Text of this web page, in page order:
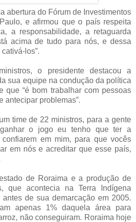
abertura do Fórum de Investimentos
e afirmou que o país respeita
a responsabilidade, a retaguarda
acima de tudo para nós, e dessa
los”.
o presidente destacou a
sua equipe na condução da política
que “é bom trabalhar com pessoas
antecipar problemas”.
time de 22 ministros, para a gente
o jogo eu tenho que ter a
em mim, para que vocês
em nós e acreditar que esse país,
de Roraima e a produção de
que acontecia na Terra Indígena
de sua demarcação em 2005.
apenas 1% daquela área para
não conseguiram. Roraima hoje